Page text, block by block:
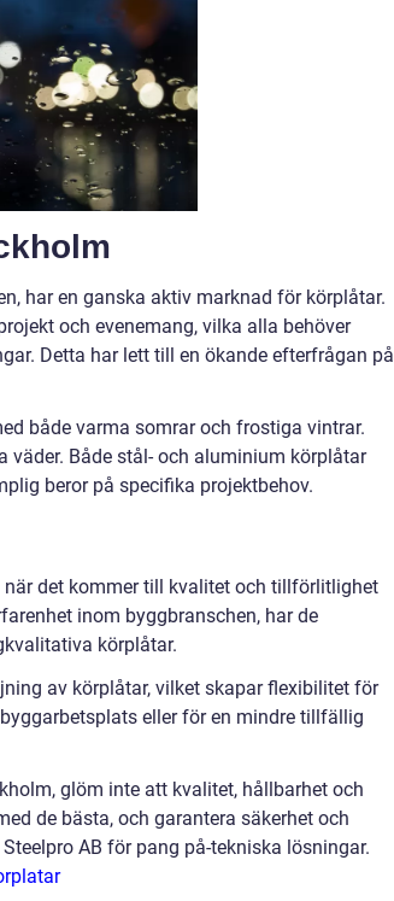
har en ganska aktiv marknad för körplåtar.
och evenemang, vilka alla behöver
Detta har lett till en ökande efterfrågan på
både varma somrar och frostiga vintrar.
Både stål- och aluminium körplåtar
beror på specifika projektbehov.
när det kommer till kvalitet och tillförlitlighet
inom byggbranschen, har de
körplåtar.
av körplåtar, vilket skapar flexibilitet för
eller för en mindre tillfällig
glöm inte att kvalitet, hållbarhet och
de bästa, och garantera säkerhet och
AB för pang på-tekniska lösningar.